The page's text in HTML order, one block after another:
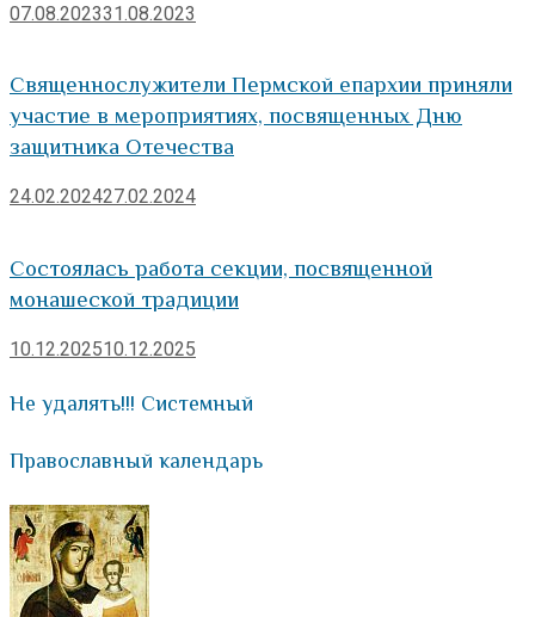
07.08.202331.08.2023
Священнослужители Пермской епархии приняли
участие в мероприятиях, посвященных Дню
защитника Отечества
24.02.202427.02.2024
Состоялась работа секции, посвященной
монашеской традиции
10.12.202510.12.2025
Не удалять!!! Системный
Православный календарь